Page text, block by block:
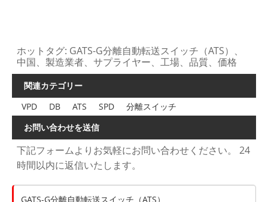
ホットタグ: GATS-G分離自動転送スイッチ（ATS）、
中国、製造業者、サプライヤー、工場、品質、価格
関連カテゴリー
VPD
DB ATS SPD
分離スイッチ
お問い合わせを送信
下記フォームよりお気軽にお問い合わせください。 24
時間以内に返信いたします。